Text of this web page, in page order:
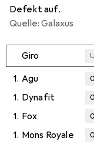
Defekt auf.
Quelle: Galaxus
Giro
1. Agu 0
1. Dynafit 0
1. Fox 0
1. Mons Royale 0